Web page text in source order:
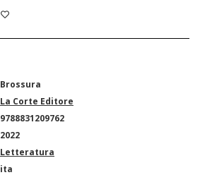
Brossura
La Corte Editore
9788831209762
2022
Letteratura
ita